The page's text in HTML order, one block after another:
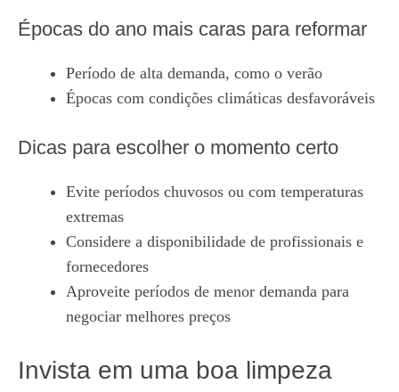
Épocas do ano mais caras para reformar
Período de alta demanda, como o verão
Épocas com condições climáticas desfavoráveis
Dicas para escolher o momento certo
Evite períodos chuvosos ou com temperaturas
extremas
Considere a disponibilidade de profissionais e
fornecedores
Aproveite períodos de menor demanda para
negociar melhores preços
Invista em uma boa limpeza